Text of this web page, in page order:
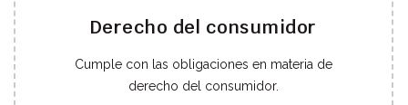
Derecho del consumidor
Cumple con las obligaciones en materia de
derecho del consumidor.